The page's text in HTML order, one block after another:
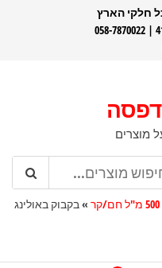
חלקי הארץ
מוצרים
»בקבוק באולינג